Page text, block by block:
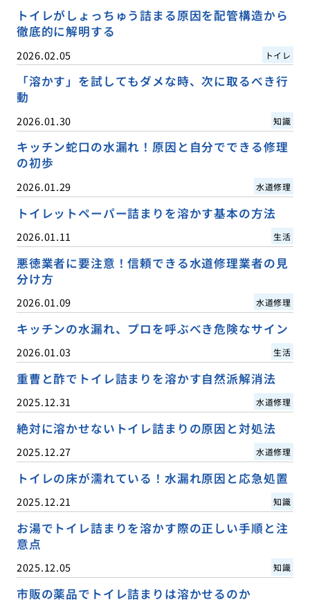
トイレがしょっちゅう詰まる原因を配管構造から
徹底的に解明する
2026.02.05 トイレ
「溶かす」を試してもダメな時、次に取るべき行
動
2026.01.30 知識
キッチン蛇口の水漏れ！原因と自分でできる修理
の初歩
2026.01.29 水道修理
トイレットペーパー詰まりを溶かす基本の方法
2026.01.11 生活
悪徳業者に要注意！信頼できる水道修理業者の見
分け方
2026.01.09 水道修理
キッチンの水漏れ、プロを呼ぶべき危険なサイン
2026.01.03 生活
重曹と酢でトイレ詰まりを溶かす自然派解消法
2025.12.31 水道修理
絶対に溶かせないトイレ詰まりの原因と対処法
2025.12.27 水道修理
トイレの床が濡れている！水漏れ原因と応急処置
2025.12.21 知識
お湯でトイレ詰まりを溶かす際の正しい手順と注
意点
2025.12.05 知識
市販の薬品でトイレ詰まりは溶かせるのか